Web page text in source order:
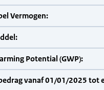
Vermogen:
Potential (GWP):
vanaf 01/01/2025 tot